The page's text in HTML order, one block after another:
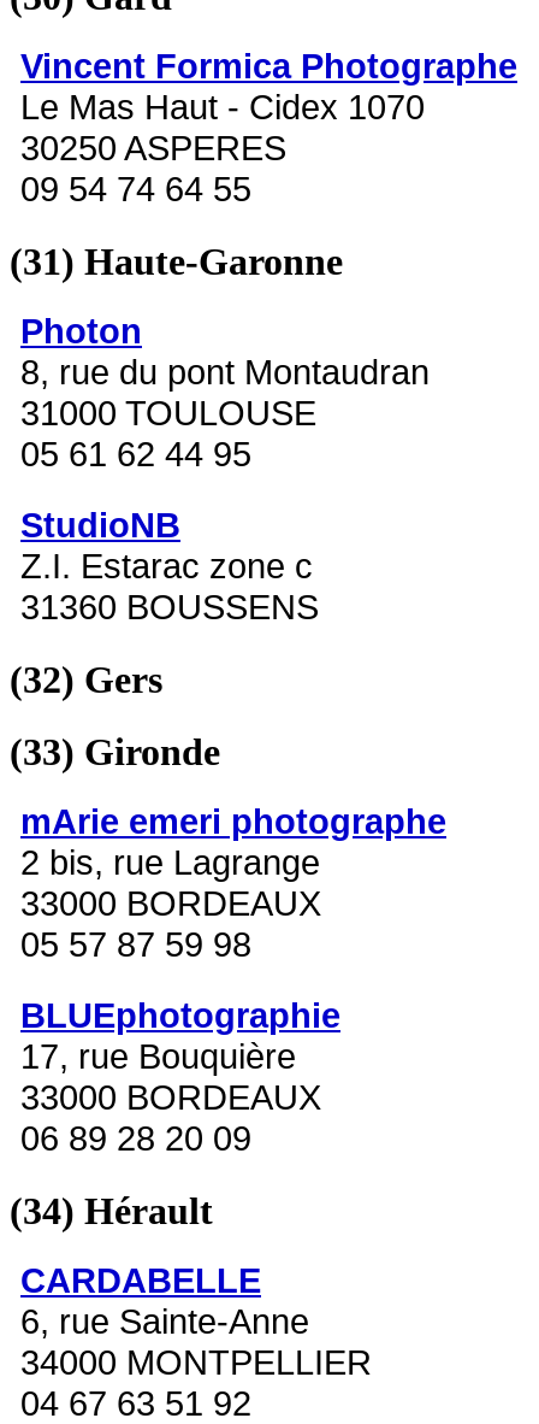
Vincent Formica Photographe
Le Mas Haut - Cidex 1070
30250 ASPERES
09 54 74 64 55
(31) Haute-Garonne
Photon
8, rue du pont Montaudran
31000 TOULOUSE
05 61 62 44 95
StudioNB
Z.I. Estarac zone c
31360 BOUSSENS
(32) Gers
(33) Gironde
mArie emeri photographe
2 bis, rue Lagrange
33000 BORDEAUX
05 57 87 59 98
BLUEphotographie
17, rue Bouquière
33000 BORDEAUX
06 89 28 20 09
(34) Hérault
CARDABELLE
6, rue Sainte-Anne
34000 MONTPELLIER
04 67 63 51 92